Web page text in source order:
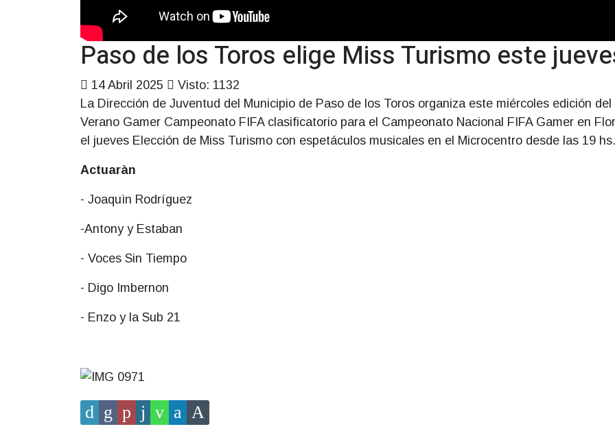
Paso de los Toros elige Miss Turismo este
14 Abril 2025
Visto: 1132
La Dirección de Juventud del Municipio de Paso de los Toros organiza este miércoles edición del
Verano Gamer Campeonato FIFA clasificatorio para el Campeonato Nacional FIFA Gamer en
el jueves Elección de Miss Turismo con espetáculos musicales en el Microcentro desde las 19 hs.
Actuaràn
- Joaquìn Rodríguez
-Antony y Estaban
- Voces Sin Tiempo
- Digo Imbernon
- Enzo y la Sub 21